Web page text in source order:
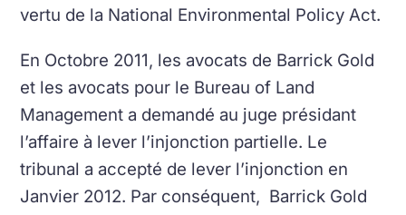
vertu de la National Environmental Policy Act.
En Octobre 2011, les avocats de Barrick Gold
et les avocats pour le Bureau of Land
Management a demandé au juge présidant
l’affaire à lever l’injonction partielle. Le
tribunal a accepté de lever l’injonction en
Janvier 2012. Par conséquent, Barrick Gold